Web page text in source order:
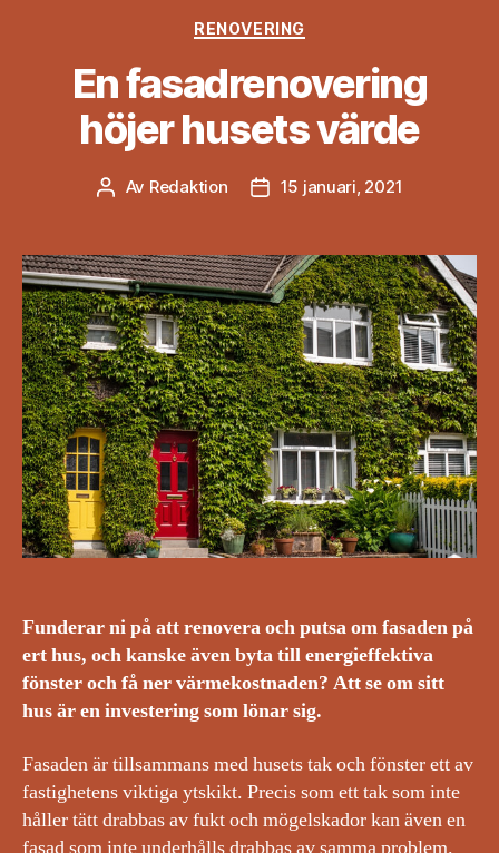
Kategorier
RENOVERING
En fasadrenovering
höjer husets värde
Inläggsförfattare
Av Redaktion Inläggsdatum
15 januari, 2021
Funderar ni på att renovera och putsa om fasaden på
ert hus, och kanske även byta till energieffektiva
fönster och få ner värmekostnaden? Att se om sitt
hus är en investering som lönar sig.
Fasaden är tillsammans med husets tak och fönster ett av
fastighetens viktiga ytskikt. Precis som ett tak som inte
håller tätt drabbas av fukt och mögelskador kan även en